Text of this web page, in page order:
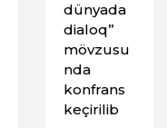
dünyada
dialoq”
mövzusu
nda
konfrans
keçirilib